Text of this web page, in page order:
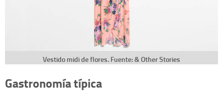
Vestido midi de flores. Fuente: & Other Stories
Gastronomía típica